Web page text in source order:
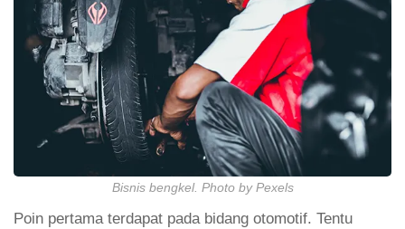
Bisnis bengkel. Photo by Pexels
Poin pertama terdapat pada bidang otomotif. Tentu